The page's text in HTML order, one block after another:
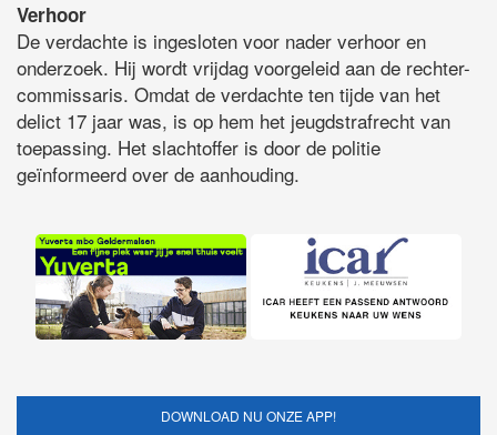
Verhoor
De verdachte is ingesloten voor nader verhoor en
onderzoek. Hij wordt vrijdag voorgeleid aan de rechter-
commissaris. Omdat de verdachte ten tijde van het
delict 17 jaar was, is op hem het jeugdstrafrecht van
toepassing. Het slachtoffer is door de politie
geïnformeerd over de aanhouding.
DOWNLOAD NU ONZE APP!